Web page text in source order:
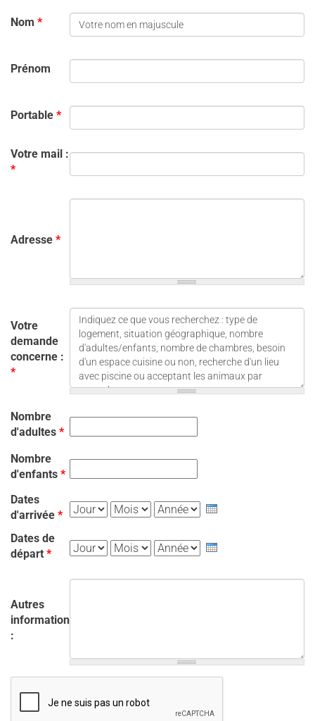
Nom *
Prénom
Portable *
Votre mail :
*
Adresse *
Votre
demande
concerne :
*
Nombre
d'adultes *
Nombre
d'enfants *
Dates
d'arrivée * Jour Mois Année
Dates de
départ * Jour Mois Année
Autres
informations
: